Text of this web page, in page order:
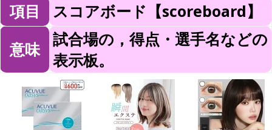
項目
スコアボード【scoreboard】
意味
試合場の，得点・選手名などの
表示板。